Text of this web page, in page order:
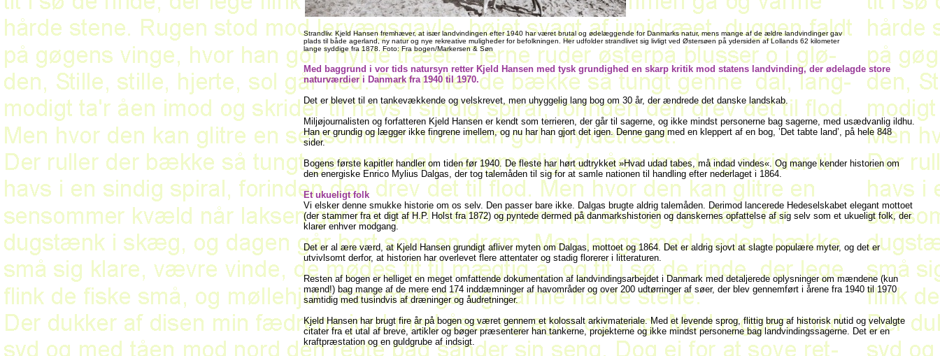
Strandliv. Kjeld Hansen fremhæver, at især landvindingen efter 1940 har været brutal og ødelæggende for Danmarks natur, mens mange af de ældre landvindinger gav
plads til både agerland, ny natur og nye rekreative muligheder for befolkningen. Her udfolder strandlivet sig livligt ved Østersøen på ydersiden af Lollands 62 kilometer
lange syddige fra 1878. Foto: Fra bogen/Markersen & Søn
Med baggrund i vor tids natursyn retter Kjeld Hansen med tysk grundighed en skarp kritik mod statens landvinding, der ødelagde store
naturværdier i Danmark fra 1940 til 1970.
Det er blevet til en tankevækkende og velskrevet, men uhyggelig lang bog om 30 år, der ændrede det danske landskab.
Miljøjournalisten og forfatteren Kjeld Hansen er kendt som terrieren, der går til sagerne, og ikke mindst personerne bag sagerne, med usædvanlig ildhu.
Han er grundig og lægger ikke fingrene imellem, og nu har han gjort det igen. Denne gang med en kleppert af en bog, ’Det tabte land’, på hele 848
sider.
Bogens første kapitler handler om tiden før 1940. De fleste har hørt udtrykket »Hvad udad tabes, må indad vindes«. Og mange kender historien om
den energiske Enrico Mylius Dalgas, der tog talemåden til sig for at samle nationen til handling efter nederlaget i 1864.
Et ukueligt folk
Vi elsker denne smukke historie om os selv. Den passer bare ikke. Dalgas brugte aldrig talemåden. Derimod lancerede Hedeselskabet elegant mottoet
(der stammer fra et digt af H.P. Holst fra 1872) og pyntede dermed på danmarkshistorien og danskernes opfattelse af sig selv som et ukueligt folk, der
klarer enhver modgang.
Det er al ære værd, at Kjeld Hansen grundigt afliver myten om Dalgas, mottoet og 1864. Det er aldrig sjovt at slagte populære myter, og det er
utvivlsomt derfor, at historien har overlevet flere attentater og stadig florerer i litteraturen.
Resten af bogen er helliget en meget omfattende dokumentation af landvindingsarbejdet i Danmark med detaljerede oplysninger om mændene (kun
mænd!) bag mange af de mere end 174 inddæmninger af havområder og over 200 udtørringer af søer, der blev gennemført i årene fra 1940 til 1970
samtidig med tusindvis af dræninger og åudretninger.
Kjeld Hansen har brugt fire år på bogen og været gennem et kolossalt arkivmateriale. Med et levende sprog, flittig brug af historisk nutid og velvalgte
citater fra et utal af breve, artikler og bøger præsenterer han tankerne, projekterne og ikke mindst personerne bag landvindingssagerne. Det er en
kraftpræstation og en guldgrube af indsigt.